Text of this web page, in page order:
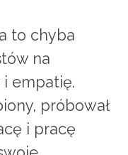
to chyba
na
empatię.
próbował
i pracę